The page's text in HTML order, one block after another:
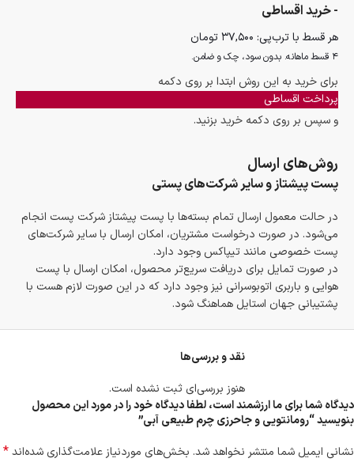
- خرید اقساطی
هر قسط با ترب‌پی: ۳۷,۵۰۰تومان
۴ قسط ماهانه. بدون سود، چک و ضامن.
برای خرید به این روش ابتدا بر روی دکمه
پرداخت اقساطی
و سپس بر روی دکمه خرید بزنید.
روش‌های ارسال
پست پیشتاز و سایر شرکت‌های پستی
در حالت معمول ارسال تمام بسته‌ها با پست پیشتاز شرکت پست انجام
می‌شود. در صورت درخواست مشتریان، امکان ارسال با سایر شرکت‌های
پست خصوصی مانند تیپاکس وجود دارد.
در صورت تمایل برای دریافت سریع‌تر محصول، امکان ارسال با پست
هوایی و باربری اتوبوسرانی نیز وجود دارد که در این صورت لازم هست با
پشتیبانی جهان استایل هماهنگ شود.
نقد و بررسی‌ها
هنوز بررسی‌ای ثبت نشده است.
دیدگاه شما برای ما ارزشمند است، لطفا دیدگاه خود را در مورد این محصول
بنویسید “رومانتویی و جاحرزی چرم طبیعی آبی”
نشانی ایمیل شما منتشر نخواهد شد. بخش‌های موردنیاز علامت‌گذاری شده‌اند*